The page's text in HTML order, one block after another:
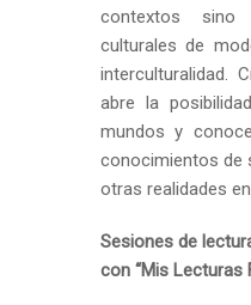
contextos
culturales de
interculturalidad.
abre la
mundos y
conocimientos de
otras realidades
Sesiones de
con “Mis Lecturas